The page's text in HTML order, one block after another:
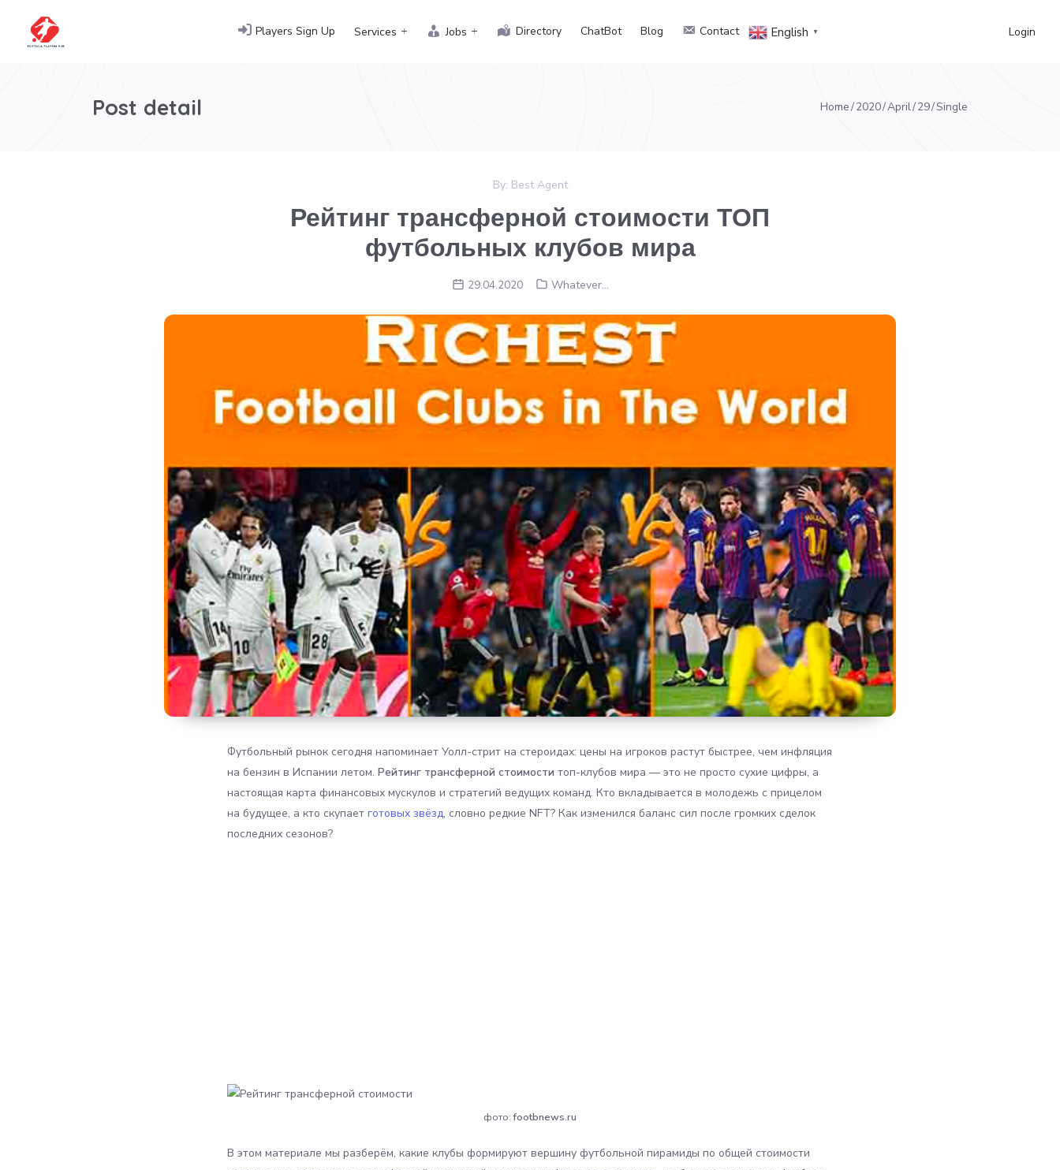
Players Sign Up Services Jobs Directory ChatBot Blog Contact English ▼ Login
Post detail Home 2020 April 29 Single
By: Best Agent
Рейтинг трансферной стоимости ТОП
футбольных клубов мира
29.04.2020 Whatever...
Футбольный рынок сегодня напоминает Уолл-стрит на стероидах: цены на игроков растут быстрее, чем инфляция
на бензин в Испании летом. Рейтинг трансферной стоимости топ-клубов мира — это не просто сухие цифры, а
настоящая карта финансовых мускулов и стратегий ведущих команд. Кто вкладывается в молодежь с прицелом
на будущее, а кто скупает готовых звёзд, словно редкие NFT? Как изменился баланс сил после громких сделок
последних сезонов?
фото:footbnews.ru
В этом материале мы разберём, какие клубы формируют вершину футбольной пирамиды по общей стоимости